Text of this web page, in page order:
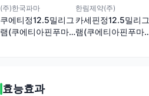
(주)한국파마
쿠에티정12.5밀리그
램(쿠에티아핀푸마
한림제약(주)
카세핀정12.5밀리그
램(쿠에티아핀푸마
효능효과